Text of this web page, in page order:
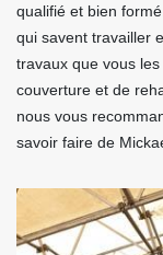
qualifié et bien
qui savent travailler
travaux que vous
couverture et de
nous vous
savoir faire de